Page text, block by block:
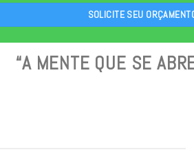
SOLICITE SEU
“A MENTE QUE SE